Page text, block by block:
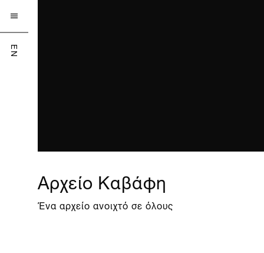

EN
Αρχείο Καβάφη
Ένα αρχείο ανοιχτό σε όλους